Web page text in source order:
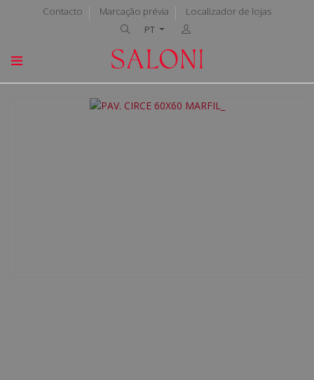
Contacto Marcação prévia
Localizador de lojas
PT